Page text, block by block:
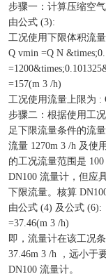
步骤一：计算压缩空
由公式 (3):
工况使用下限体积流
Q vmin =Q N
=157(m 3 /h)
工况使用流量上限为 :
步骤二：根据使用工
足下限流量条件的流
流量 1270m 3 /h 及使
的工况流量范围是
DN100 流量计，但应
下限流量。核算
由公式 (4) 及公式 (6):
=37.46(m 3 /h)
即，流量计在该工况
37.46m 3 /h ，远小于
DN100 流量计。